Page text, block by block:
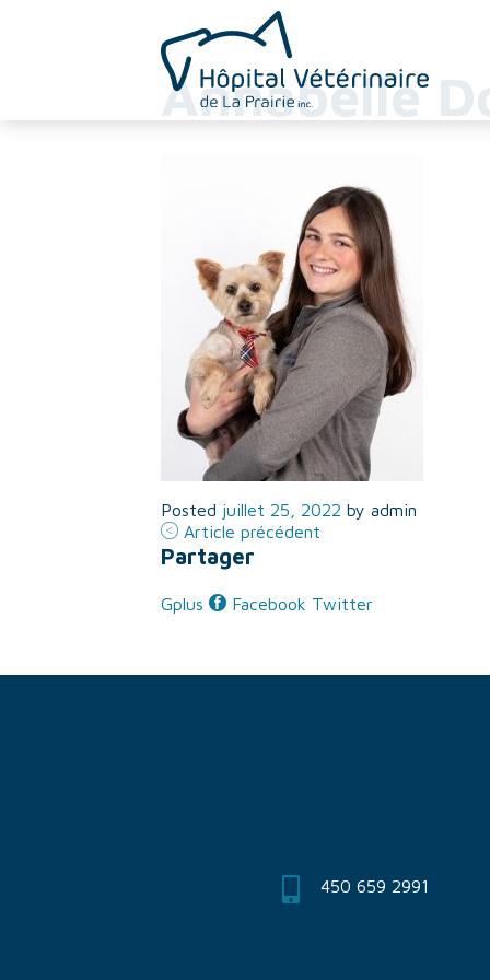
Annabelle
Posted juillet 25, 2022 by admin
Article précédent
Partager
Gplus Facebook Twitter
450 659 2991